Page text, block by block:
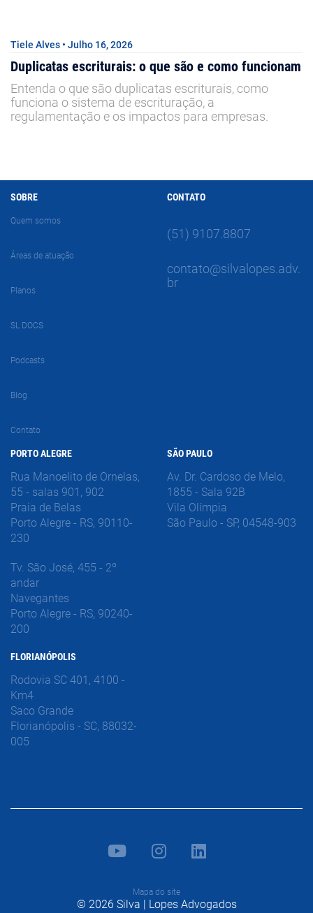
Tiele Alves • Julho 16, 2026
Duplicatas escriturais: o que são e como funcionam
Entenda o que são duplicatas escriturais, como
funciona o sistema de escrituração, a
regulamentação e os impactos para empresas.
SOBRE
Quem somos
Áreas de atuação
Planos
SL DOCS
Podcasts
Blog
Contato
CONTATO
(51) 9107.8807
contato@silvalopes.adv.
br
PORTO ALEGRE
Rua Manoelito de Ornelas,
55 - salas 901, 902
Praia de Belas
Porto Alegre - RS, 90110-
230
Tv. São José, 455 - 2º
andar
Navegantes
Porto Alegre - RS, 90240-
200
FLORIANÓPOLIS
Rodovia SC 401, 4100 -
Km4
Saco Grande
Florianópolis - SC, 88032-
005
SÃO PAULO
Av. Dr. Cardoso de Melo,
1855 - Sala 92B
Vila Olímpia
São Paulo - SP, 04548-903
Mapa do site
© 2026 Silva | Lopes Advogados